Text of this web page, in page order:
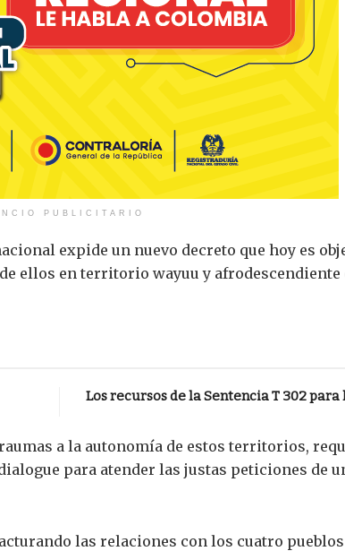
PUBLICITARIO
expide un nuevo decreto que hoy es
ellos en territorio wayuu y
Los recursos de la Sentencia T 302 para
a la autonomía de estos territorios,
para atender las justas peticiones de
las relaciones con los cuatro pueblos